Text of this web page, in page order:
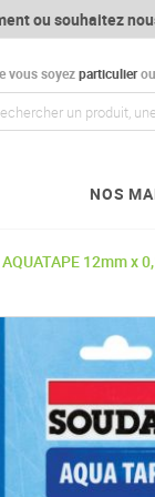
ou souhaitez
vous soyezparticulierou
NOS
12mm x